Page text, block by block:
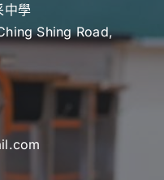
中學
Shing Road,